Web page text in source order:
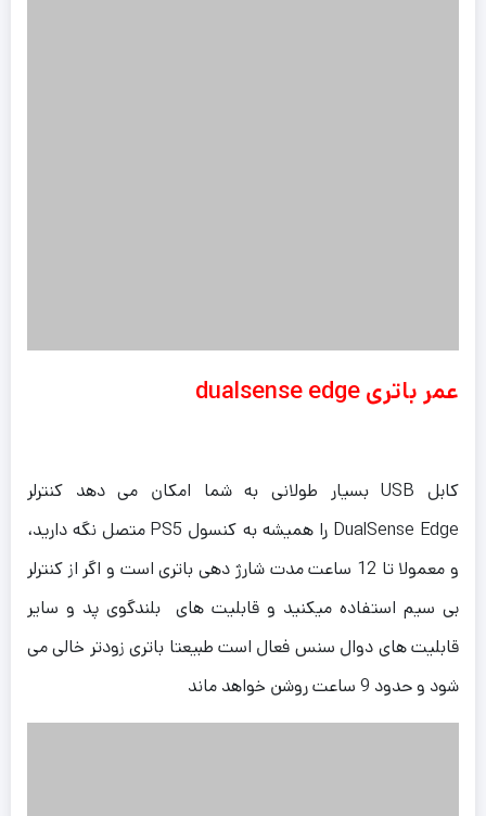
عمر باتری dualsense edge
کابل USB بسیار طولانی به شما امکان می دهد کنترلر
DualSense Edge را همیشه به کنسول PS5 متصل نگه دارید،
و معمولا تا 12 ساعت مدت شارژ دهی باتری است و اگر از کنترلر
بی سیم استفاده میکنید و قابلیت های بلندگوی پد و سایر
قابلیت های دوال سنس فعال است طبیعتا باتری زودتر خالی می
شود و حدود 9 ساعت روشن خواهد ماند